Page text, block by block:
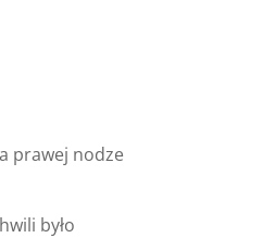
prawej nodze
było